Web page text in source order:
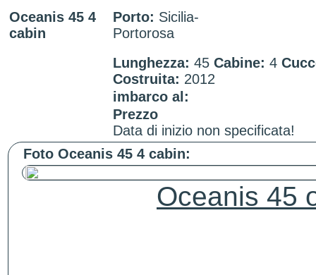
Oceanis 45 4
cabin
Porto: Sicilia-
Portorosa
Lunghezza: 45 Cabine: 4
Costruita: 2012
imbarco al:
Prezzo
Data di inizio non specificata!
Foto Oceanis 45 4 cabin:
Oceanis 45